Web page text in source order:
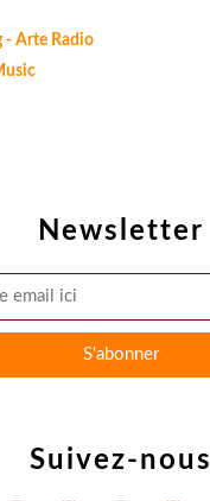
Newsletter
Suivez-nous
- Arte Radio